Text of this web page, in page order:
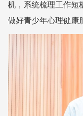
机，系统梳理工作短
做好青少年心理健康